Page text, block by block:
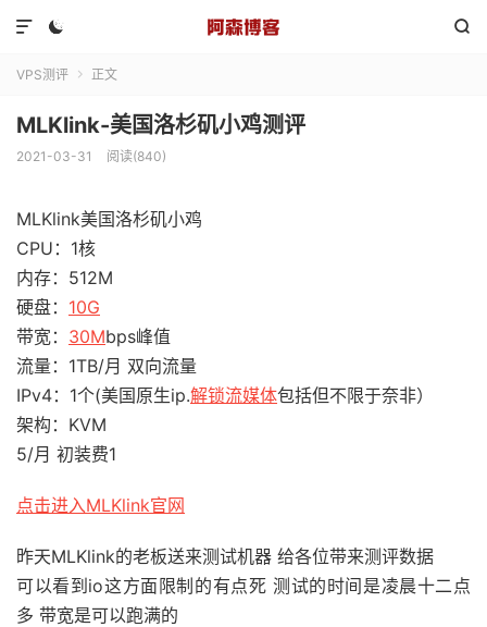
 

VPS测评  正文
MLKlink-美国洛杉矶小鸡测评
2021-03-31 阅读(840)
MLKlink美国洛杉矶小鸡
CPU：1核
内存：512M
硬盘： 10G
带宽： 30Mbps峰值
流量：1TB/月 双向流量
IPv4：1个(美国原生ip.解锁流媒体包括但不限于奈非）
架构：KVM
5/月 初装费1
点击进入MLKlink官网
昨天MLKlink的老板送来测试机器 给各位带来测评数据
可以看到io这方面限制的有点死 测试的时间是凌晨十二点
多 带宽是可以跑满的